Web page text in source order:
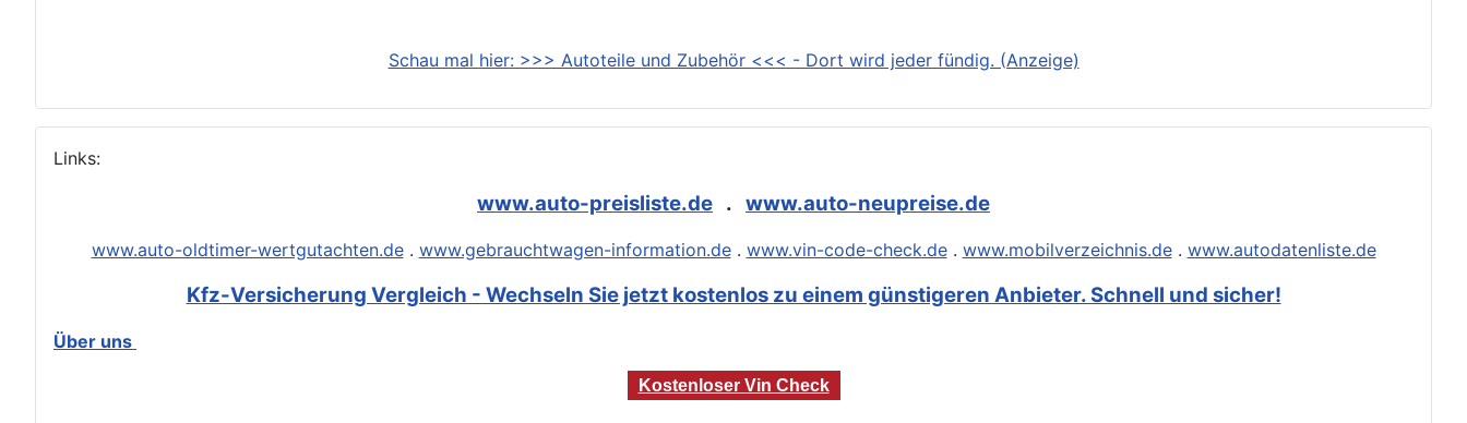
Schau mal hier: >>> Autoteile und Zubehör <<< - Dort wird jeder fündig. (Anzeige)
Links:
www.auto-preisliste.de . www.auto-neupreise.de
www.auto-oldtimer-wertgutachten.de. www.gebrauchtwagen-information.de. www.vin-code-check.de. www.mobilverzeichnis.de. www.autodatenliste.de
Kfz-Versicherung Vergleich - Wechseln Sie jetzt kostenlos zu einem günstigeren Anbieter. Schnell und sicher!
Über uns
Kostenloser Vin Check